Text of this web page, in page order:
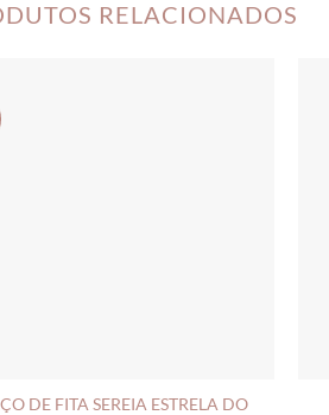
RELACIONADOS
DE FITA SEREIA ESTRELA DO